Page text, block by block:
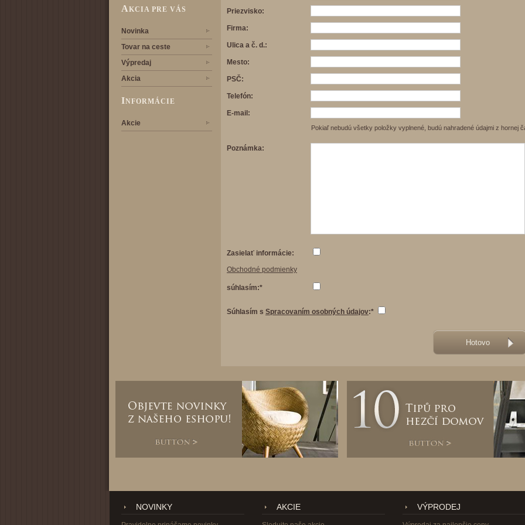
AKCIA PRE VÁS
Novinka
Tovar na ceste
Výpredaj
Akcia
INFORMÁCIE
Akcie
Priezvisko:
Firma:
Ulica a č. d.:
Mesto:
PSČ:
Telefón:
E-mail:
Pokiaľ nebudú všetky položky vyplnené, budú nahradené údajmi z hornej
Poznámka:
Zasielať informácie:
Obchodné podmienky
súhlasím:*
Súhlasím s Spracovaním osobných údajov:*
NOVINKY AKCIE VÝPRODEJ